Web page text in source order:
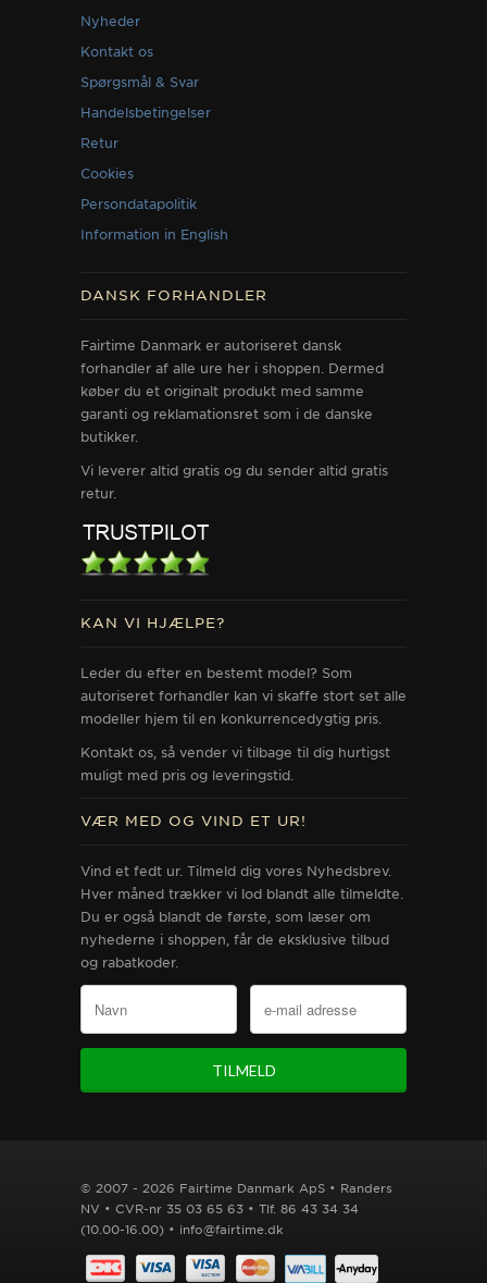
Nyheder
Kontakt os
Spørgsmål & Svar
Handelsbetingelser
Retur
Cookies
Persondatapolitik
Information in English
DANSK FORHANDLER
Fairtime Danmark er autoriseret dansk
forhandler af alle ure her i shoppen. Dermed
køber du et originalt produkt med samme
garanti og reklamationsret som i de danske
butikker.
Vi leverer altid gratis og du sender altid gratis
retur.
KAN VI HJÆLPE?
Leder du efter en bestemt model? Som
autoriseret forhandler kan vi skaffe stort set alle
modeller hjem til en konkurrencedygtig pris.
Kontakt os, så vender vi tilbage til dig hurtigst
muligt med pris og leveringstid.
VÆR MED OG VIND ET UR!
Vind et fedt ur. Tilmeld dig vores Nyhedsbrev.
Hver måned trækker vi lod blandt alle tilmeldte.
Du er også blandt de første, som læser om
nyhederne i shoppen, får de eksklusive tilbud
og rabatkoder.
© 2007 - 2026 Fairtime Danmark ApS • Randers
NV • CVR-nr 35 03 65 63 • Tlf. 86 43 34 34
(10.00-16.00) • info@fairtime.dk